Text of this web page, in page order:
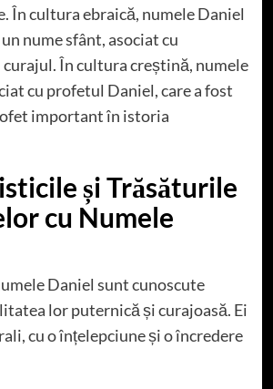
În cultura ebraică, numele Daniel
nume sfânt, asociat cu
În cultura creștină, numele
cu profetul Daniel, care a fost
important în istoria
și Trăsăturile
cu Numele
Daniel sunt cunoscute
lor puternică și curajoasă. Ei
cu o înțelepciune și o încredere